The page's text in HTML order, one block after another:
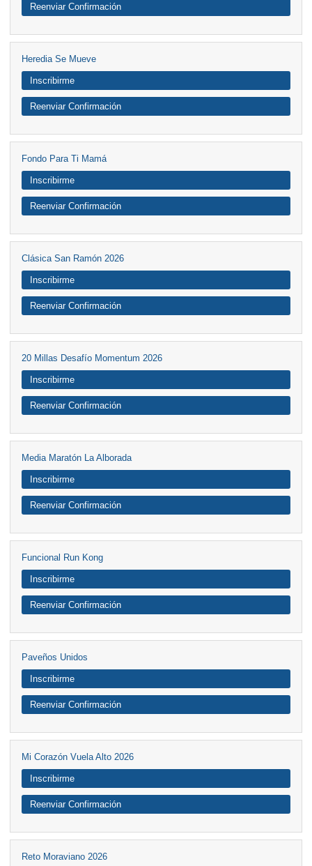
Reenviar Confirmación
Heredia Se Mueve
Inscribirme
Reenviar Confirmación
Fondo Para Ti Mamá
Inscribirme
Reenviar Confirmación
Clásica San Ramón 2026
Inscribirme
Reenviar Confirmación
20 Millas Desafío Momentum 2026
Inscribirme
Reenviar Confirmación
Media Maratón La Alborada
Inscribirme
Reenviar Confirmación
Funcional Run Kong
Inscribirme
Reenviar Confirmación
Paveños Unidos
Inscribirme
Reenviar Confirmación
Mi Corazón Vuela Alto 2026
Inscribirme
Reenviar Confirmación
Reto Moraviano 2026